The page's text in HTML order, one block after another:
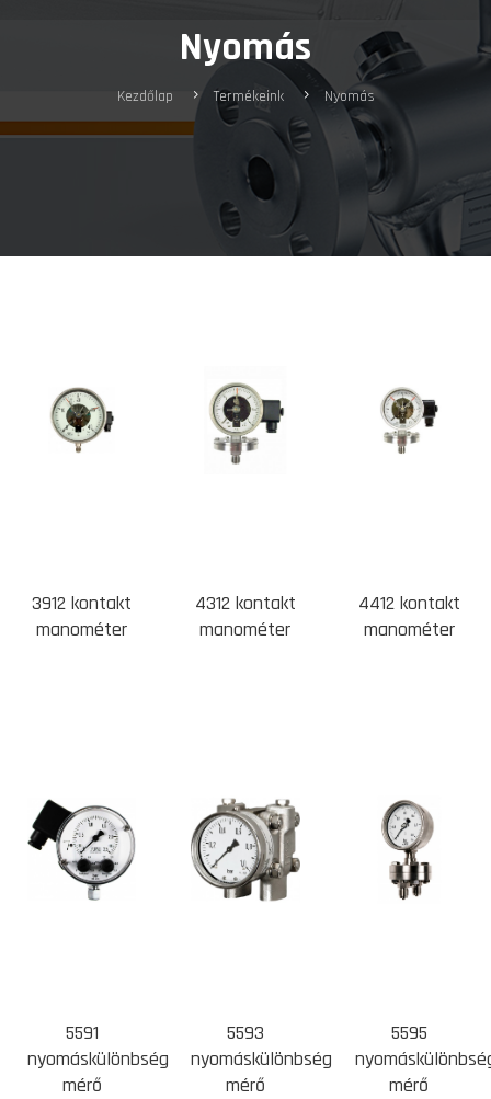
Nyomás
Kezdőlap Termékeink Nyomás
3912 kontakt
manométer
4312 kontakt
manométer
4412 kontakt
manométer
5591
nyomáskülönbség
mérő
5593
nyomáskülönbség
mérő
5595
mérő